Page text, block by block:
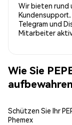
Wir bieten rund
Kundensupport.
Telegram und
Mitarbeiter
Wie Sie
aufbewahren
Schützen Sie Ihr
Phemex